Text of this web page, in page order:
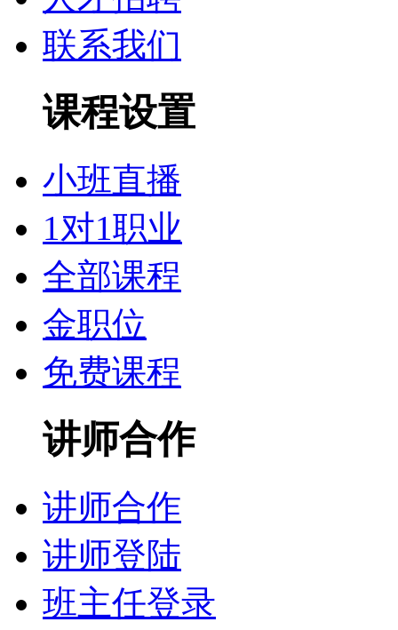
联系我们
课程设置
小班直播
1对1职业
全部课程
金职位
免费课程
讲师合作
讲师合作
讲师登陆
班主任登录